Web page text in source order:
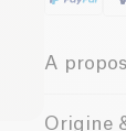
A
Origine